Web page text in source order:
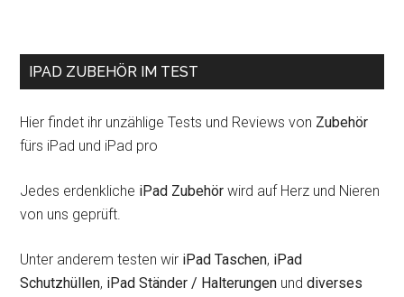
IPAD ZUBEHÖR IM TEST
Hier findet ihr unzählige Tests und Reviews von Zubehör
fürs iPad und iPad pro
Jedes erdenkliche iPad Zubehör wird auf Herz und Nieren
von uns geprüft.
Unter anderem testen wir iPad Taschen, iPad
Schutzhüllen, iPad Ständer / Halterungen unddiverses